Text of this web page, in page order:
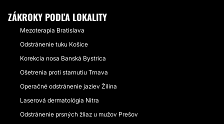
ZÁKROKY PODĽA LOKALITY
Mezoterapia Bratislava
Odstránenie tuku Košice
Korekcia nosa Banská Bystrica
Ošetrenia proti starnutiu Trnava
Operačné odstránenie jaziev Žilina
Laserová dermatológia Nitra
Odstránenie prsných žliaz u mužov Prešov